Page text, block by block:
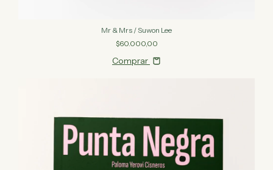
Mr & Mrs / Suwon Lee
$60.000,00
Comprar